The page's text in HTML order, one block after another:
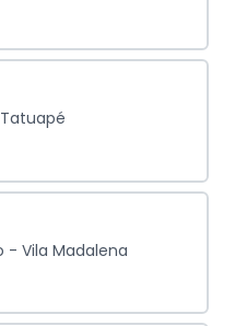
- Vila Madalena